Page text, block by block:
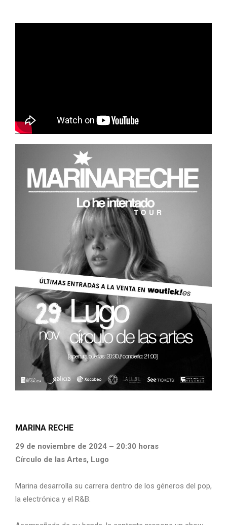
MARINA RECHE
29 de noviembre de 2024 – 20:30 horas
Círculo de las Artes, Lugo
Marina desarrolla su carrera dentro de los géneros del pop,
la electrónica y el R&B.